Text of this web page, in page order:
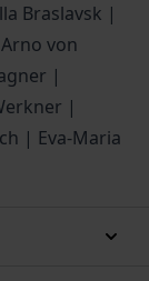
Braslavsk |
von
|
|
| Eva-Maria